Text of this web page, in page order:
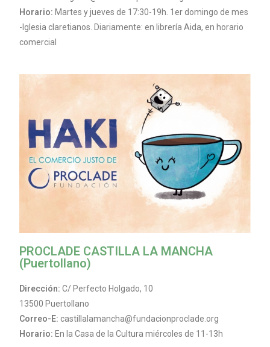
Horario: Martes y jueves de 17:30-19h. 1er domingo de mes
-Iglesia claretianos. Diariamente: en librería Aida, en horario
comercial
PROCLADE CASTILLA LA MANCHA
(Puertollano)
Dirección: C/ Perfecto Holgado, 10
13500 Puertollano
Correo-E: castillalamancha@fundacionproclade.org
Horario: En la Casa de la Cultura miércoles de 11-13h